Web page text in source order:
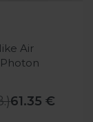
Air
)61.35€